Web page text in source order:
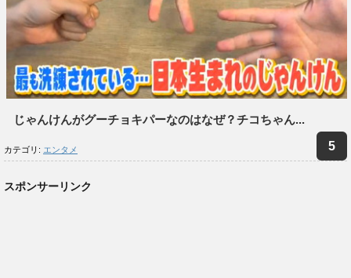
じゃんけんがグーチョキパーなのはなぜ？チコちゃん...
カテゴリ: エンタメ
スポンサーリンク